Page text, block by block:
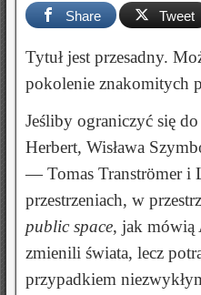
Share Tweet
Tytuł jest przesadny.
pokolenie znakomitych
Jeśliby ograniczyć się
Herbert, Wisława
— Tomas Tranströmer i
przestrzeniach, w
public space, jak mówią
zmienili świata, lecz
przypadkiem